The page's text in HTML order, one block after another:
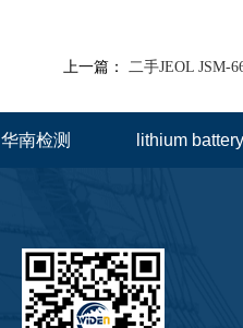
上一篇： 二手JEOL JSM-
华南检测 lithium